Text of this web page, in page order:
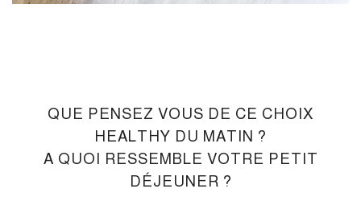
QUE PENSEZ VOUS DE CE CHOIX
HEALTHY DU MATIN ?
A QUOI RESSEMBLE VOTRE PETIT
DÉJEUNER ?